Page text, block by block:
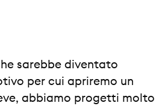
sarebbe diventato
per cui apriremo un
abbiamo progetti molto